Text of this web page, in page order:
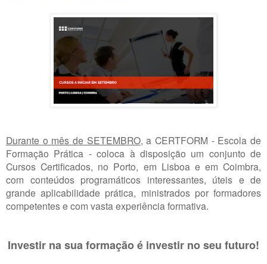
Durante o mês de SETEMBRO, a CERTFORM - Escola de
Formação Prática - coloca à disposição um conjunto de
Cursos Certificados, no Porto, em Lisboa e em Coimbra,
com conteúdos programáticos interessantes, úteis e de
grande aplicabilidade prática, ministrados por formadores
competentes e com vasta experiência formativa.
Investir na sua formação é investir no seu futuro!